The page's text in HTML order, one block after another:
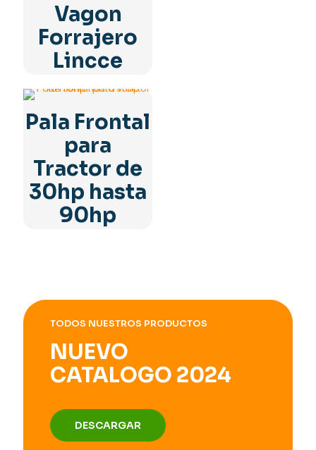
Vagon
Forrajero
Lincce
Pala Frontal
para
Tractor de
30hp hasta
90hp
TODOS NUESTROS PRODUCTOS
NUEVO
CATALOGO 2024
DESCARGAR